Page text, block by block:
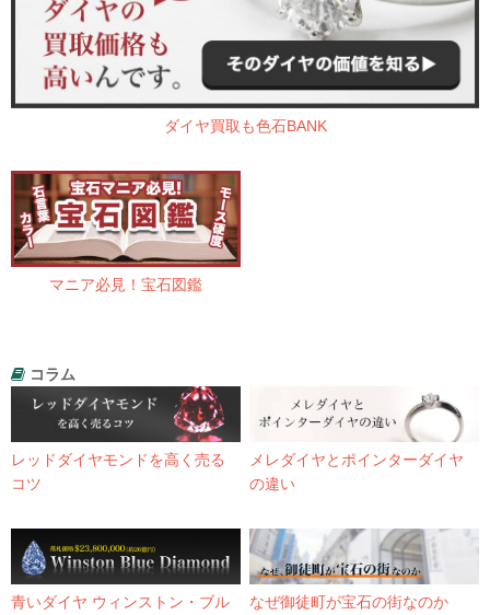
ダイヤ買取も色石BANK
マニア必見！宝石図鑑
コラム
レッドダイヤモンドを高く売る
コツ
メレダイヤとポインターダイヤ
の違い
青いダイヤ ウィンストン・ブル
なぜ御徒町が宝石の街なのか